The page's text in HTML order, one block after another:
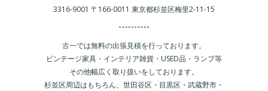
3316-9001 〒166-0011 東京都杉並区梅里2-11-15
古一では無料の出張見積を行っております。
ビンテージ家具・インテリア雑貨・USED品・ランプ等
その他幅広く取り扱いをしております。
杉並区周辺はもちろん、世田谷区・目黒区・武蔵野市・